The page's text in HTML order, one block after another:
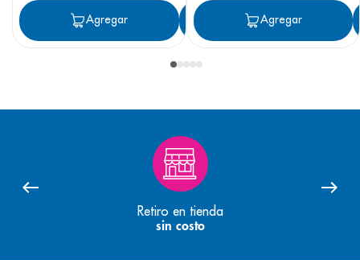
Agregar Agregar
Agregar
Retiro en tienda
sin costo